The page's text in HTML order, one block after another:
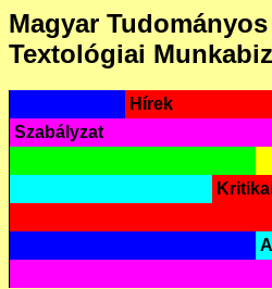
Magyar
Textológiai
Hírek
Szabályzat